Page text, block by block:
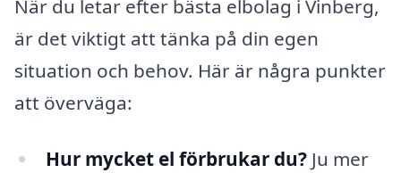
När du letar efter bästa elbolag i Vinberg,
är det viktigt att tänka på din egen
situation och behov. Här är några punkter
att överväga:
Hur mycket el förbrukar du?Ju mer